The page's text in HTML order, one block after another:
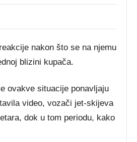
nakon što se na njemu
blizini kupača.
ovakve situacije ponavljaju
video, vozači jet-skijeva
dok u tom periodu, kako